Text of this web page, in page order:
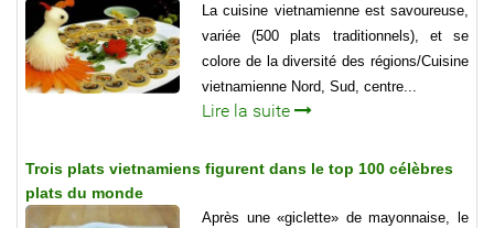
La cuisine vietnamienne est savoureuse,
variée (500 plats traditionnels), et se
colore de la diversité des régions/Cuisine
vietnamienne Nord, Sud, centre...
Lire la suite
Trois plats vietnamiens figurent dans le top 100 célèbres
plats du monde
Après une «giclette» de mayonnaise, le